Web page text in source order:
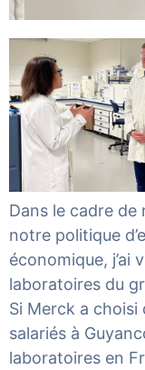
Dans le cadre
notre politique
économique, j’ai
laboratoires du
Si Merck a choisi
salariés à
laboratoires en